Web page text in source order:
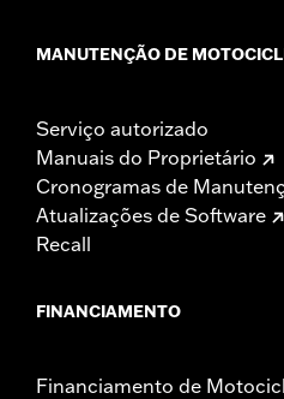
MANUTENÇÃO DE
Serviço autorizado
Manuais do Proprietário
Cronogramas de
Atualizações de Software
Recall
FINANCIAMENTO
Financiamento de